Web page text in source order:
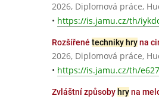
2026, Diplomová práce,
• https://is.jamu.cz/th/
Rozšířené techniky hryna
2026, Diplomová práce,
• https://is.jamu.cz/th/
Zvláštní způsoby hryna